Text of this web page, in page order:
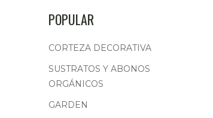
POPULAR
CORTEZA DECORATIVA
SUSTRATOS Y ABONOS
ORGÁNICOS
GARDEN